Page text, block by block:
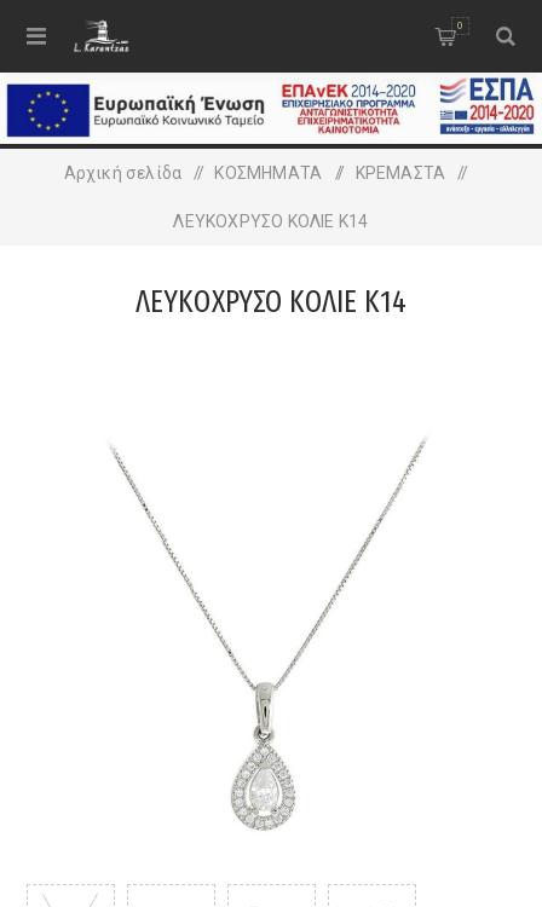
0
Αρχική σελίδα / ΚΟΣΜΗΜΑΤΑ / ΚΡΕΜΑΣΤΑ /
ΛΕΥΚΟΧΡΥΣΟ ΚΟΛΙΕ Κ14
ΛΕΥΚΟΧΡΥΣΟ ΚΟΛΙΕ Κ14